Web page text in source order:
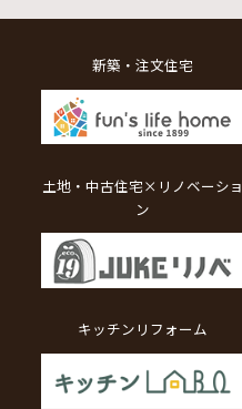
新築・注文住宅
土地・中古住宅×リノベーショ
ン
キッチンリフォーム